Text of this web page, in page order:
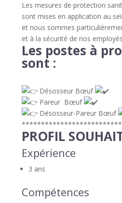
Les mesures de protection
sont mises en application au
et nous sommes
et à la sécurité de nos
Les postes à
sont :
Désosseur Bœuf
Pareur Bœuf
Désosseur-Pareur Bœuf
PROFIL
Expérience
3 ans
Compétences